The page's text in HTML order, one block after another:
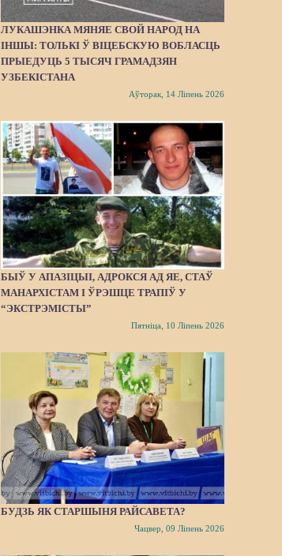
ЛУКАШЭНКА МЯНЯЕ СВОЙ НАРОД НА
ІНШЫ: ТОЛЬКІ Ў ВІЦЕБСКУЮ ВОБЛАСЦЬ
ПРЫЕДУЦЬ 5 ТЫСЯЧ ГРАМАДЗЯН
УЗБЕКІСТАНА
Аўторак, 14 Ліпень 2026
БЫЎ У АПАЗІЦЫІ, АДРОКСЯ АД ЯЕ, СТАЎ
МАНАРХІСТАМ І ЎРЭШЦЕ ТРАПІЎ У
“ЭКСТРЭМІСТЫ”
Пятніца, 10 Ліпень 2026
БУДЗЬ ЯК СТАРШЫНЯ РАЙСАВЕТА?
Чацвер, 09 Ліпень 2026